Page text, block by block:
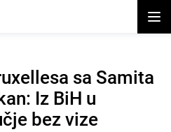
sa Samita
Iz BiH u
bez vize